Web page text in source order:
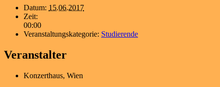
Datum: 15.06.2017
Zeit:
00:00
Veranstaltungskategorie: Studierende
Veranstalter
Konzerthaus, Wien